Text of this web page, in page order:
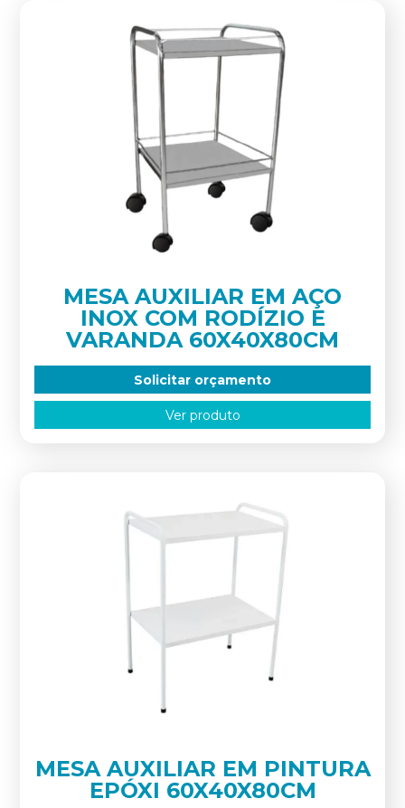
MESA AUXILIAR EM AÇO
INOX COM RODÍZIO E
VARANDA 60X40X80CM
Solicitar orçamento
Ver produto
MESA AUXILIAR EM PINTURA
EPÓXI 60X40X80CM